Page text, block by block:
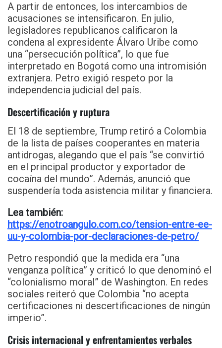
A partir de entonces, los intercambios de
acusaciones se intensificaron. En julio,
legisladores republicanos calificaron la
condena al expresidente Álvaro Uribe como
una “persecución política”, lo que fue
interpretado en Bogotá como una intromisión
extranjera. Petro exigió respeto por la
independencia judicial del país.
Descertificación y ruptura
El 18 de septiembre, Trump retiró a Colombia
de la lista de países cooperantes en materia
antidrogas, alegando que el país “se convirtió
en el principal productor y exportador de
cocaína del mundo”. Además, anunció que
suspendería toda asistencia militar y financiera.
Lea también:
https://enotroangulo.com.co/tension-entre-ee-
uu-y-colombia-por-declaraciones-de-petro/
Petro respondió que la medida era “una
venganza política” y criticó lo que denominó el
“colonialismo moral” de Washington. En redes
sociales reiteró que Colombia “no acepta
certificaciones ni descertificaciones de ningún
imperio”.
Crisis internacional y enfrentamientos verbales